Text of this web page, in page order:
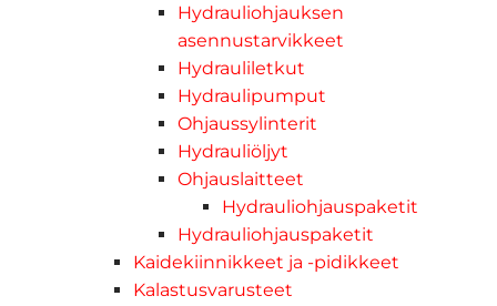
Hydrauliohjauksen
asennustarvikkeet
Hydrauliletkut
Hydraulipumput
Ohjaussylinterit
Hydrauliöljyt
Ohjauslaitteet
Hydrauliohjauspaketit
Hydrauliohjauspaketit
Kaidekiinnikkeet ja -pidikkeet
Kalastusvarusteet